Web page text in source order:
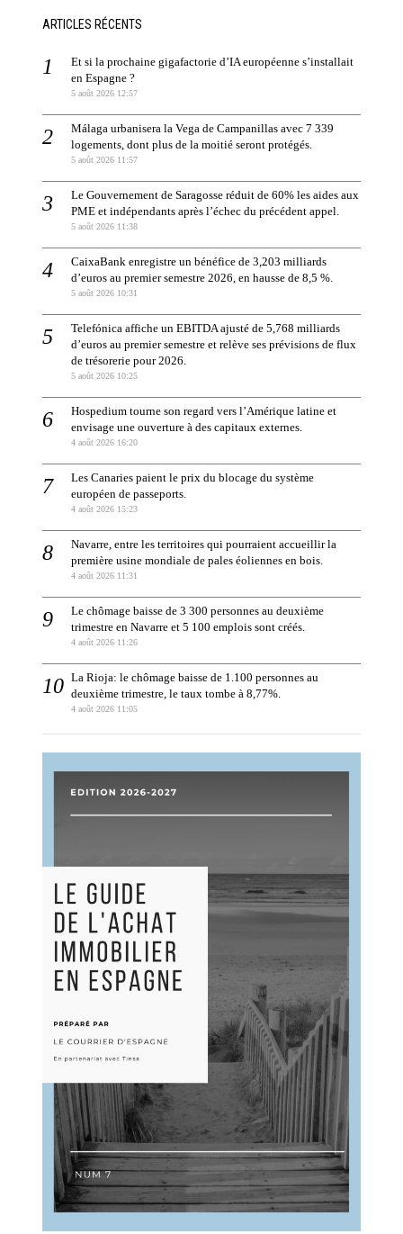
ARTICLES RÉCENTS
Et si la prochaine gigafactorie d’IA européenne s’installait
en Espagne ?
5 août 2026 12:57
Málaga urbanisera la Vega de Campanillas avec 7 339
logements, dont plus de la moitié seront protégés.
5 août 2026 11:57
Le Gouvernement de Saragosse réduit de 60% les aides aux
PME et indépendants après l’échec du précédent appel.
5 août 2026 11:38
CaixaBank enregistre un bénéfice de 3,203 milliards
d’euros au premier semestre 2026, en hausse de 8,5 %.
5 août 2026 10:31
Telefónica affiche un EBITDA ajusté de 5,768 milliards
d’euros au premier semestre et relève ses prévisions de flux
de trésorerie pour 2026.
5 août 2026 10:25
Hospedium tourne son regard vers l’Amérique latine et
envisage une ouverture à des capitaux externes.
4 août 2026 16:20
Les Canaries paient le prix du blocage du système
européen de passeports.
4 août 2026 15:23
Navarre, entre les territoires qui pourraient accueillir la
première usine mondiale de pales éoliennes en bois.
4 août 2026 11:31
Le chômage baisse de 3 300 personnes au deuxième
trimestre en Navarre et 5 100 emplois sont créés.
4 août 2026 11:26
La Rioja: le chômage baisse de 1.100 personnes au
deuxième trimestre, le taux tombe à 8,77%.
4 août 2026 11:05